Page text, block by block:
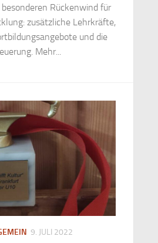
Rückenwind für
zusätzliche Lehrkräfte,
und die
Mehr...
9. JULI 2022